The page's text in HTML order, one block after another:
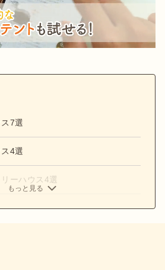
7選
4選
ーハウス4選
もっと見る